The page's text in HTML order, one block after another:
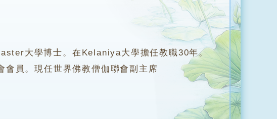
大學博士。在Kelaniya大學擔任教職30年。
會員。現任世界佛教僧伽聯會副主席